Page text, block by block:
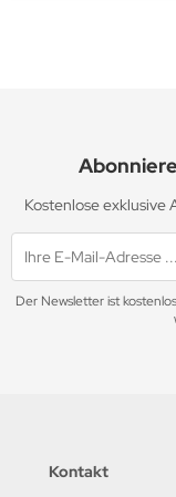
Kostenlose
Der Newsletter ist
Kontakt